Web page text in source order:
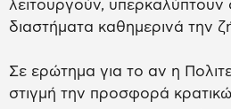
λειτουργούν, υπερκαλύπτουν
διαστήματα καθημερινά την
Σε ερώτημα για το αν η
στιγμή την προσφορά